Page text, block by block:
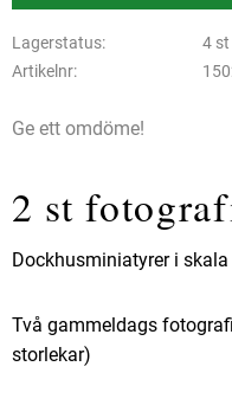
Lagerstatus
4 st
Artikelnr
Ge ett omdöme!
2 st
Dockhusminiatyrer i
Två gammeldags
storlekar)